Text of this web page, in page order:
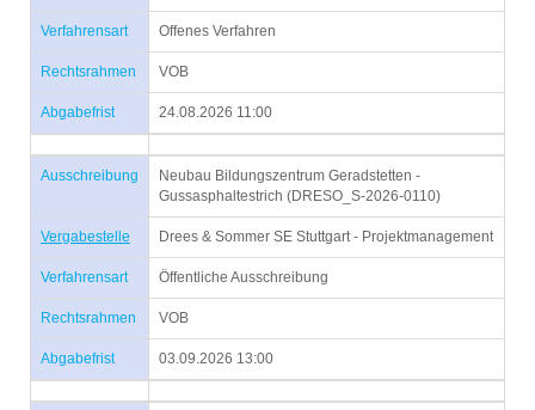
Verfahrensart Offenes Verfahren
Rechtsrahmen VOB
Abgabefrist 24.08.2026 11:00
Ausschreibung
Neubau Bildungszentrum Geradstetten -
Gussasphaltestrich (DRESO_S-2026-0110)
Vergabestelle Drees & Sommer SE Stuttgart - Projektmanagement
Verfahrensart Öffentliche Ausschreibung
Rechtsrahmen VOB
Abgabefrist 03.09.2026 13:00